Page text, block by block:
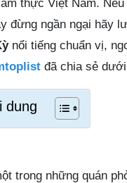
thực Việt Nam.
đừng ngần ngại hãy
nổi tiếng chuẩn vị,
đã chia sẻ
dung
trong những quán